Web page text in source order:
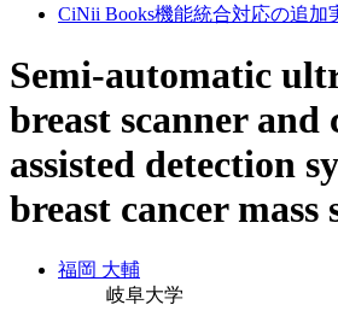
CiNii Books機能統合対応の追加
Semi-automatic
breast scanner and
assisted detection
breast cancer mass
福岡 大輔
岐阜大学